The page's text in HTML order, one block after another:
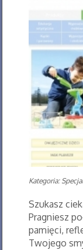
Kategoria:
Szukasz
Pragniesz
pamięci,
Twojego